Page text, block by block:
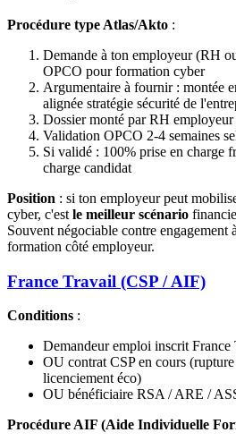
Procédure type Atlas/Akto :
Demande à ton employeur (RH
OPCO pour formation cyber
Argumentaire à fournir : montée
alignée stratégie sécurité de
Dossier monté par RH
Validation OPCO 2-4 semaines
Si validé : 100% prise en charge
charge candidat
Position : si ton employeur peut
cyber, c'est le meilleur scénario
Souvent négociable contre engagement
formation côté employeur.
France Travail (CSP / AIF)
Conditions :
Demandeur emploi inscrit
OU contrat CSP en cours
licenciement éco)
OU bénéficiaire RSA / ARE /
Procédure AIF (Aide Individuelle